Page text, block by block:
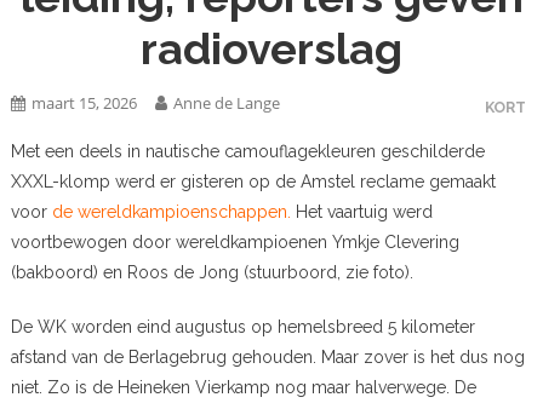
radioverslag
KORT
maart 15, 2026 Anne de Lange
Met een deels in nautische camouflagekleuren geschilderde
XXXL-klomp werd er gisteren op de Amstel reclame gemaakt
voorde wereldkampioenschappen. Het vaartuig werd
voortbewogen door wereldkampioenen Ymkje Clevering
(bakboord) en Roos de Jong (stuurboord, zie foto).
De WK worden eind augustus op hemelsbreed 5 kilometer
afstand van de Berlagebrug gehouden. Maar zover is het dus nog
niet. Zo is de Heineken Vierkamp nog maar halverwege. De